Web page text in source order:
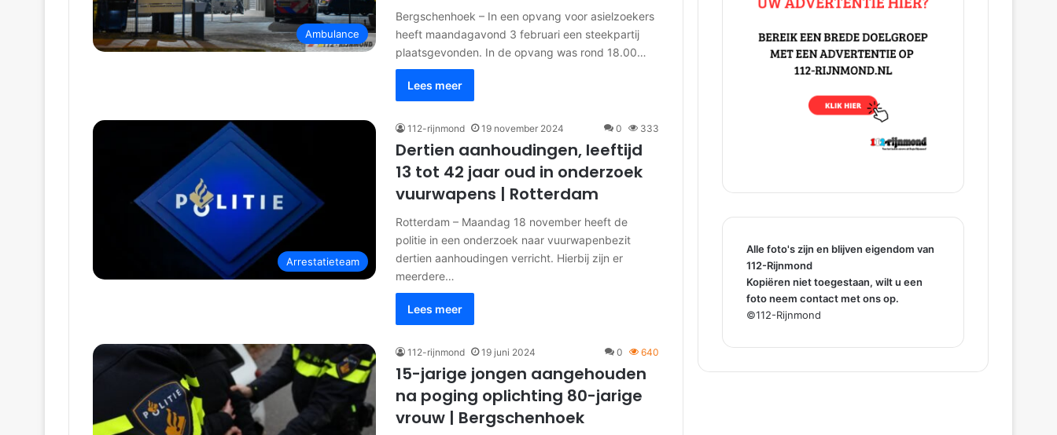
Ambulance
Bergschenhoek – In een opvang voor asielzoekers
heeft maandagavond 3 februari een steekpartij
plaatsgevonden. In de opvang was rond 18.00…
Lees meer
Arrestatieteam
112-rijnmond 19 november 2024 0 333
Dertien aanhoudingen, leeftijd
13 tot 42 jaar oud in onderzoek
vuurwapens | Rotterdam
Rotterdam – Maandag 18 november heeft de
politie in een onderzoek naar vuurwapenbezit
dertien aanhoudingen verricht. Hierbij zijn er
meerdere…
Lees meer
112-rijnmond 19 juni 2024 0 640
15-jarige jongen aangehouden
na poging oplichting 80-jarige
vrouw | Bergschenhoek
Alle foto's zijn en blijven eigendom van
112-Rijnmond
Kopiëren niet toegestaan, wilt u een
foto neem contact met ons op.
©112-Rijnmond